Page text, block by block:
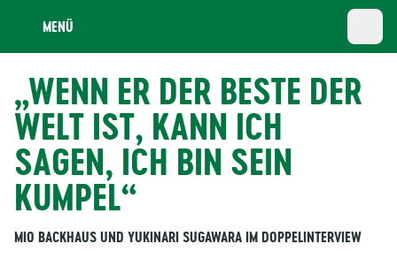
MENÜ
„WENN ER DER BESTE DER
WELT IST, KANN ICH
SAGEN, ICH BIN SEIN
KUMPEL“
MIO BACKHAUS UND YUKINARI SUGAWARA IM DOPPELINTERVIEW